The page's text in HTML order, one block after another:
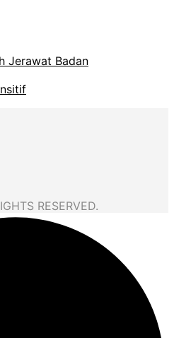
Jerawat Badan
RESERVED.